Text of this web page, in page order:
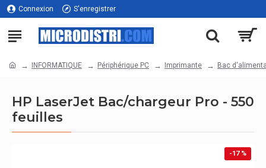
Connexion S'enregistrer
INFORMATIQUE Périphérique PC Imprimante Bac
HP LaserJet Bac/chargeur Pro - 550
feuilles
-17 %